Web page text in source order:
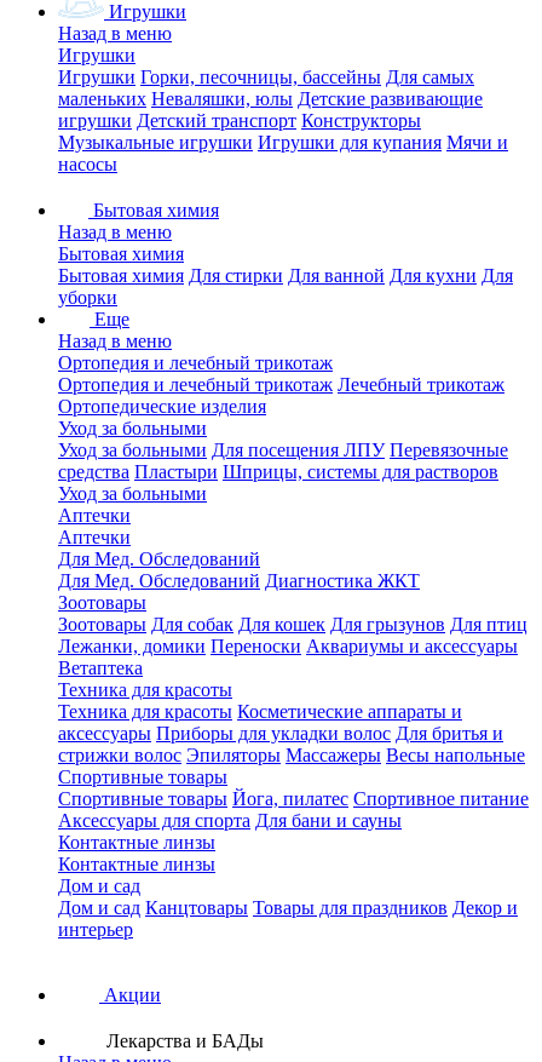
Игрушки
Назад в меню
Игрушки
Игрушки Горки, песочницы, бассейны Для самых
маленьких Неваляшки, юлы Детские развивающие
игрушки Детский транспорт Конструкторы
Музыкальные игрушки Игрушки для купания Мячи и
насосы
Бытовая химия
Назад в меню
Бытовая химия
Бытовая химия Для стирки Для ванной Для кухни Для
уборки
Еще
Назад в меню
Ортопедия и лечебный трикотаж
Ортопедия и лечебный трикотаж Лечебный трикотаж
Ортопедические изделия
Уход за больными
Уход за больными Для посещения ЛПУ Перевязочные
средства Пластыри Шприцы, системы для растворов
Уход за больными
Аптечки
Аптечки
Для Мед. Обследований
Для Мед. Обследований Диагностика ЖКТ
Зоотовары
Зоотовары Для собак Для кошек Для грызунов Для птиц
Лежанки, домики Переноски Аквариумы и аксессуары
Ветаптека
Техника для красоты
Техника для красоты Косметические аппараты и
аксессуары Приборы для укладки волос Для бритья и
стрижки волос Эпиляторы Массажеры Весы напольные
Спортивные товары
Спортивные товары Йога, пилатес Спортивное питание
Аксессуары для спорта Для бани и сауны
Контактные линзы
Контактные линзы
Дом и сад
Дом и сад Канцтовары Товары для праздников Декор и
интерьер
Акции
Лекарства и БАДы